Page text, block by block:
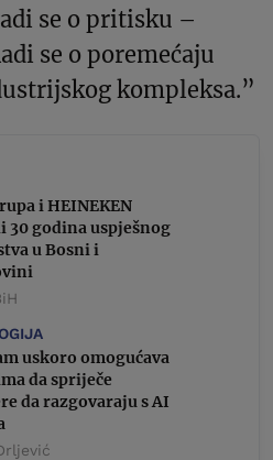
se o pritisku –
se o poremećaju
kompleksa.”
i HEINEKEN
godina uspješnog
u Bosni i
uskoro omogućava
da spriječe
da razgovaraju s AI